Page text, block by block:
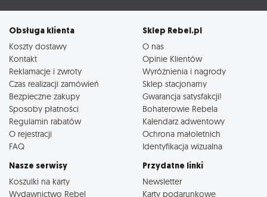
Obsługa klienta
Koszty dostawy
Kontakt
Reklamacje i zwroty
Czas realizacji zamówień
Bezpieczne zakupy
Sposoby płatności
Regulamin rabatów
O rejestracji
FAQ
Sklep Rebel.pl
O nas
Opinie Klientów
Wyróżnienia i nagrody
Sklep stacjonarny
Gwarancja satysfakcji!
Bohaterowie Rebela
Kalendarz adwentowy
Ochrona małoletnich
Identyfikacja wizualna
Nasze serwisy
Koszulki na karty
Wydawnictwo Rebel
Przydatne linki
Newsletter
Karty podarunkowe